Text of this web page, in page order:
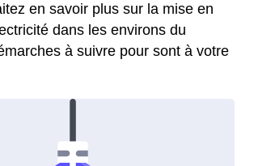
en savoir plus sur la mise en
dans les environs du
à suivre pour sont à votre